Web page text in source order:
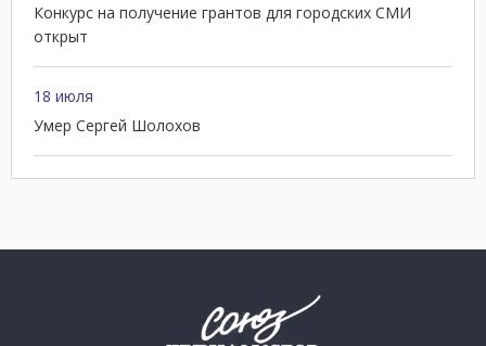
Конкурс на получение грантов для городских СМИ
открыт
18 июля
Умер Сергей Шолохов